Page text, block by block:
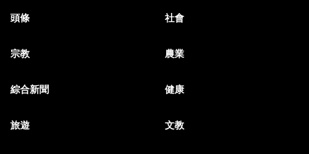
頭條 社會
宗教 農業
綜合新聞 健康
旅遊 文教